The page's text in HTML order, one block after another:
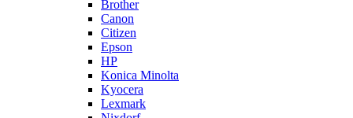
Brother
Canon
Citizen
Epson
HP
Konica Minolta
Kyocera
Lexmark